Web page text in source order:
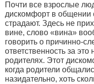
Почти все взрослые
дискомфорт в общении
страдают. Здесь не
вине, слово «вина»
говорить о причинно-
ответственность за
родителях. Этот
когда родители
назидательно, хоть